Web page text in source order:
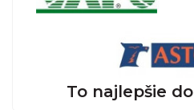
To najlepšie